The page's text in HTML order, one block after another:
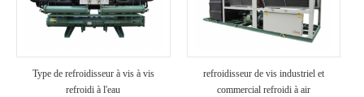
Type de refroidisseur à vis à vis
refroidi à l'eau
refroidisseur de vis industriel et
commercial refroidi à air